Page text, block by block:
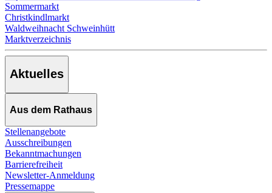
Sommermarkt
Christkindlmarkt
Waldweihnacht Schweinhütt
Marktverzeichnis
Aktuelles
Aus dem Rathaus
Stellenangebote
Ausschreibungen
Bekanntmachungen
Barrierefreiheit
Newsletter-Anmeldung
Pressemappe